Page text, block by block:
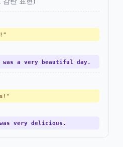
a very beautiful day.
very delicious.